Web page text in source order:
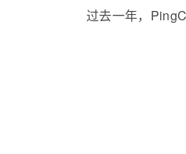
过去一年，